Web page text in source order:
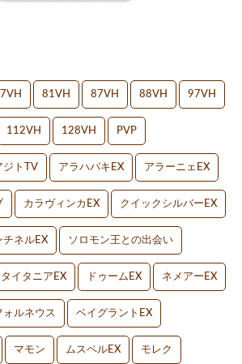
81VH 87VH 88VH 97VH
112VH 128VH PVP
ジトTV アラハバキEX アラーニェEX
カラヴィンカEX クイックシルバーEX
チネルEX ソロモン王との出会い
タイタニアEX ドゥームEX ネメアーEX
ォルネウス ベイグラントEX
マモン ムスペルEX モレク